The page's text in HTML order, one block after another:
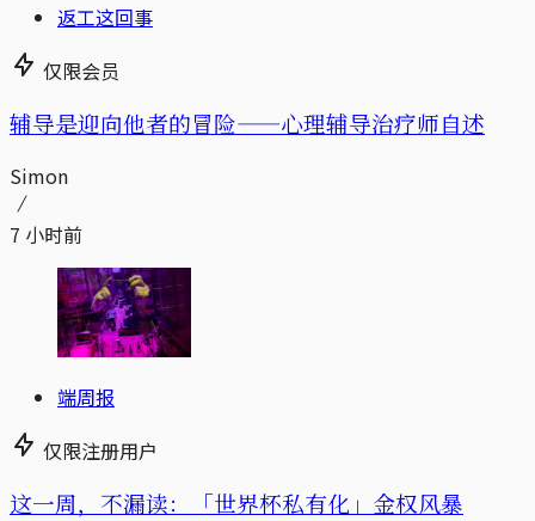
返工这回事
仅限会员
辅导是迎向他者的冒险——心理辅导治疗师自述
Simon
7 小时前
端周报
仅限注册用户
这一周，不漏读：「世界杯私有化」金权风暴